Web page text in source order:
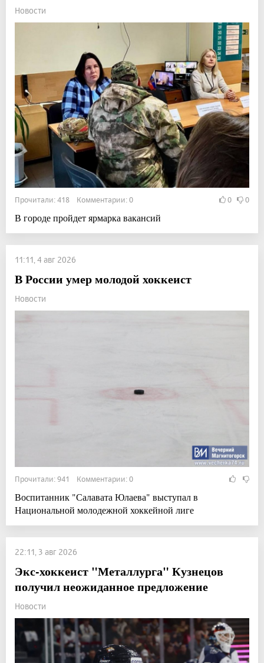
Новости
Прочитали: 418 Комментарии: 0 0 0
В городе пройдет ярмарка вакансий
11:11, 4 авг 2026
В России умер молодой хоккеист
Новости
Прочитали: 941 Комментарии: 0
Воспитанник "Салавата Юлаева" выступал в
Национальной молодежной хоккейной лиге
22:11, 3 авг 2026
Экс-хоккеист "Металлурга" Кузнецов
получил неожиданное предложение
Новости